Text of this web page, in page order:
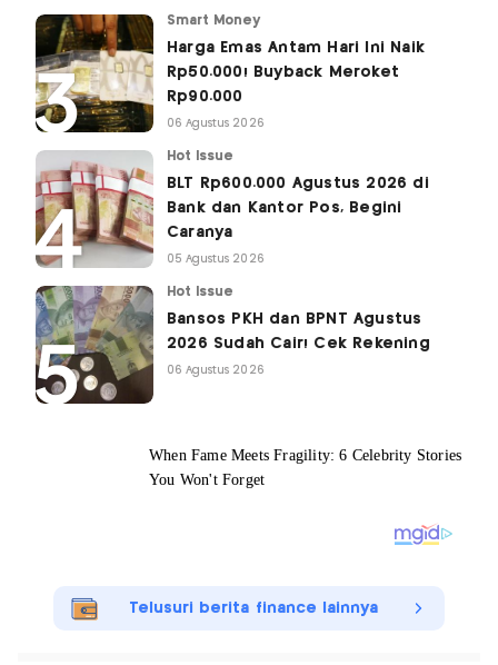
Smart Money
Harga Emas Antam Hari Ini Naik
Rp50.000! Buyback Meroket
Rp90.000
06 Agustus 2026
Hot Issue
BLT Rp600.000 Agustus 2026 di
Bank dan Kantor Pos, Begini
Caranya
05 Agustus 2026
Hot Issue
Bansos PKH dan BPNT Agustus
2026 Sudah Cair! Cek Rekening
06 Agustus 2026
Telusuri berita finance lainnya